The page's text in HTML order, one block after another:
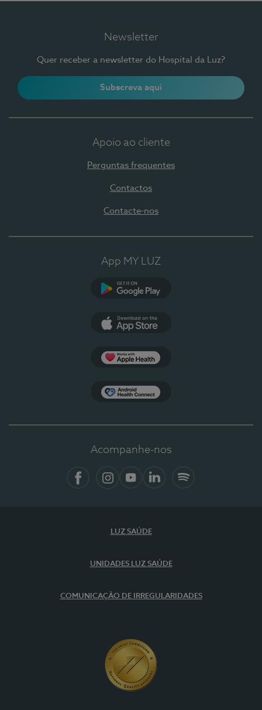
Newsletter
Quer receber a newsletter do Hospital da Luz?
Subscreva aqui
Apoio ao cliente
Perguntas frequentes
Contactos
Contacte-nos
App MY LUZ
Acompanhe-nos
LUZ SAÚDE
UNIDADES LUZ SAÚDE
COMUNICAÇÃO DE IRREGULARIDADES